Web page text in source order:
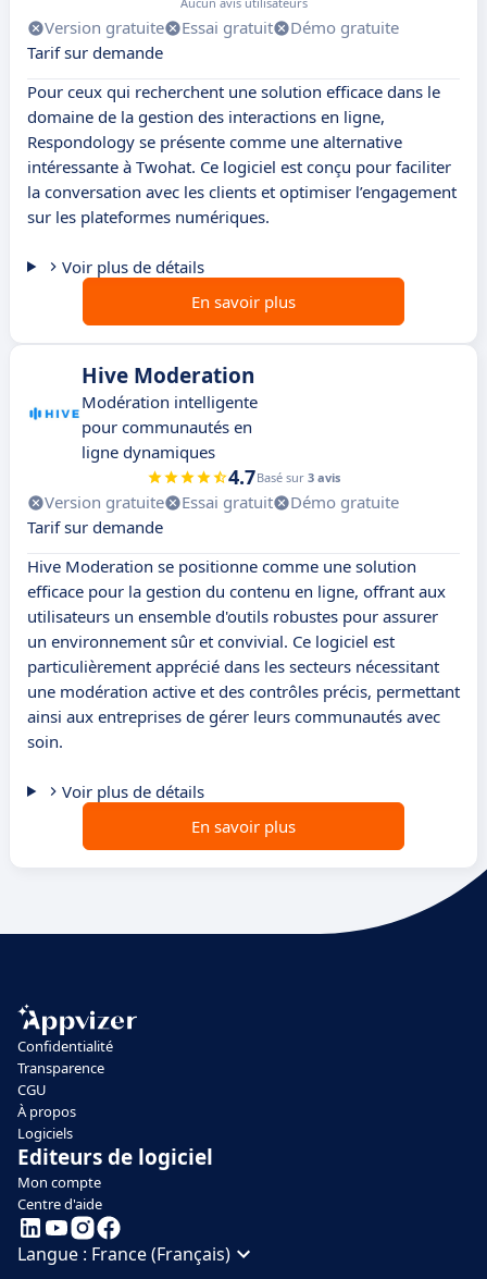
Version gratuite Essai gratuit
Démo gratuite
Tarif sur demande
Pour ceux qui recherchent une solution efficace dans le
domaine de la gestion des interactions en ligne,
Respondology se présente comme une alternative
intéressante à Twohat. Ce logiciel est conçu pour faciliter
la conversation avec les clients et optimiser l’engagement
sur les plateformes numériques.
Voir plus de détails
En savoir plus
Hive Moderation
Modération intelligente
pour communautés en
ligne dynamiques
4.7Basé sur 3 avis
Version gratuite Essai gratuit
Démo gratuite
Tarif sur demande
Hive Moderation se positionne comme une solution
efficace pour la gestion du contenu en ligne, offrant aux
utilisateurs un ensemble d'outils robustes pour assurer
un environnement sûr et convivial. Ce logiciel est
particulièrement apprécié dans les secteurs nécessitant
une modération active et des contrôles précis, permettant
ainsi aux entreprises de gérer leurs communautés avec
soin.
Voir plus de détails
En savoir plus
Confidentialité
Transparence
CGU
À propos
Logiciels
Editeurs de logiciel
Mon compte
Centre d'aide
Langue : France (Français)